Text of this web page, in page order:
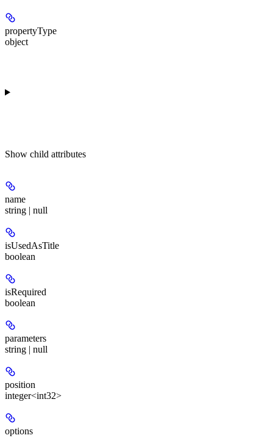
propertyType
object
Show child attributes
name
string | null
isUsedAsTitle
boolean
isRequired
boolean
parameters
string | null
position
integer<int32>
options